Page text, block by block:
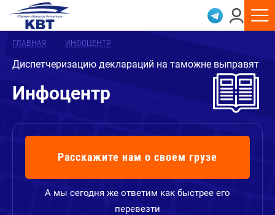
ГЛАВНАЯ ИНФОЦЕНТР
Диспетчеризацию деклараций на таможне выправят
Инфоцентр
Расскажите нам о своем грузе
А мы сегодня же ответим как быстрее его
перевезти